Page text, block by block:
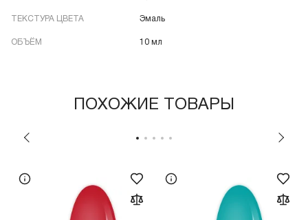
ТЕКСТУРА ЦВЕТА Эмаль
ОБЪЁМ 10 мл
ПОХОЖИЕ ТОВАРЫ